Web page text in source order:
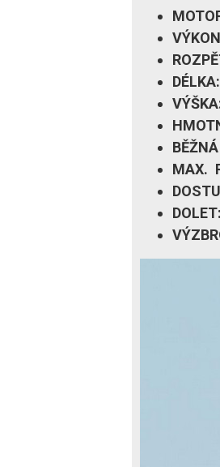
DÉLKA:
MAX.
DOLET: